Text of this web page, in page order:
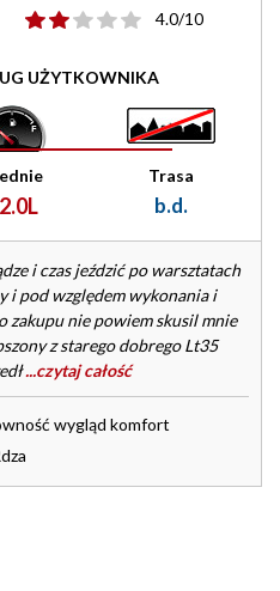
4.0/10
UŻYTKOWNIKA
Trasa
b.d.
i czas jeździć po warsztatach
i pod względem wykonania i
zakupu nie powiem skusil mnie
z starego dobrego Lt35
...czytaj całość
wygląd komfort